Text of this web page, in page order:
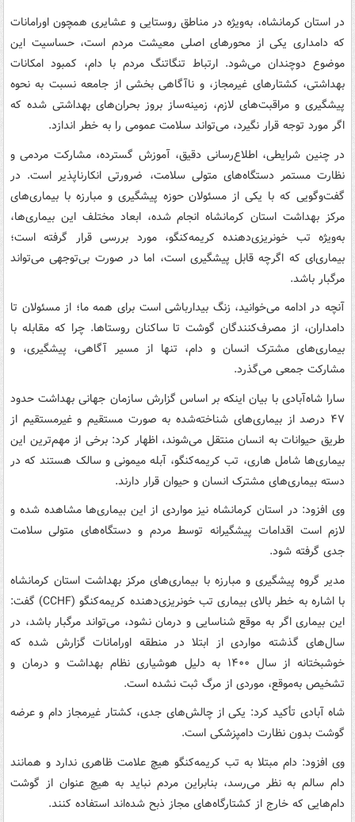
در استان کرمانشاه، به‌ویژه در مناطق روستایی و عشایری همچون اورامانات
که دامداری یکی از محورهای اصلی معیشت مردم است، حساسیت این
موضوع دوچندان می‌شود. ارتباط تنگاتنگ مردم با دام، کمبود امکانات
بهداشتی، کشتارهای غیرمجاز، و ناآگاهی بخشی از جامعه نسبت به نحوه
پیشگیری و مراقبت‌های لازم، زمینه‌ساز بروز بحران‌های بهداشتی شده که
اگر مورد توجه قرار نگیرد، می‌تواند سلامت عمومی را به خطر اندازد.
در چنین شرایطی، اطلاع‌رسانی دقیق، آموزش گسترده، مشارکت مردمی و
نظارت مستمر دستگاه‌های متولی سلامت، ضرورتی انکارناپذیر است. در
گفت‌وگویی که با یکی از مسئولان حوزه پیشگیری و مبارزه با بیماری‌های
مرکز بهداشت استان کرمانشاه انجام شده، ابعاد مختلف این بیماری‌ها،
به‌ویژه تب خونریزی‌دهنده کریمه‌کنگو، مورد بررسی قرار گرفته است؛
بیماری‌ای که اگرچه قابل پیشگیری است، اما در صورت بی‌توجهی می‌تواند
مرگبار باشد.
آنچه در ادامه می‌خوانید، زنگ بیدارباشی است برای همه ما؛ از مسئولان تا
دامداران، از مصرف‌کنندگان گوشت تا ساکنان روستاها. چرا که مقابله با
بیماری‌های مشترک انسان و دام، تنها از مسیر آگاهی، پیشگیری، و
مشارکت جمعی می‌گذرد.
سارا شاه‌آبادی با بیان اینکه بر اساس گزارش سازمان جهانی بهداشت حدود
۴۷ درصد از بیماری‌های شناخته‌شده به صورت مستقیم و غیرمستقیم از
طریق حیوانات به انسان منتقل می‌شوند، اظهار کرد: برخی از مهم‌ترین این
بیماری‌ها شامل هاری، تب کریمه‌کنگو، آبله میمونی و سالک هستند که در
دسته بیماری‌های مشترک انسان و حیوان قرار دارند.
وی افزود: در استان کرمانشاه نیز مواردی از این بیماری‌ها مشاهده شده و
لازم است اقدامات پیشگیرانه توسط مردم و دستگاه‌های متولی سلامت
جدی گرفته شود.
مدیر گروه پیشگیری و مبارزه با بیماری‌های مرکز بهداشت استان کرمانشاه
با اشاره به خطر بالای بیماری تب خونریزی‌دهنده کریمه‌کنگو (CCHF) گفت:
این بیماری اگر به موقع شناسایی و درمان نشود، می‌تواند مرگبار باشد، در
سال‌های گذشته مواردی از ابتلا در منطقه اورامانات گزارش شده که
خوشبختانه از سال ۱۴۰۰ به دلیل هوشیاری نظام بهداشت و درمان و
تشخیص به‌موقع، موردی از مرگ ثبت نشده است.
شاه آبادی تأکید کرد: یکی از چالش‌های جدی، کشتار غیرمجاز دام و عرضه
گوشت بدون نظارت دامپزشکی است.
وی افزود: دام مبتلا به تب کریمه‌کنگو هیچ علامت ظاهری ندارد و همانند
دام سالم به نظر می‌رسد، بنابراین مردم نباید به هیچ عنوان از گوشت
دام‌هایی که خارج از کشتارگاه‌های مجاز ذبح شده‌اند استفاده کنند.